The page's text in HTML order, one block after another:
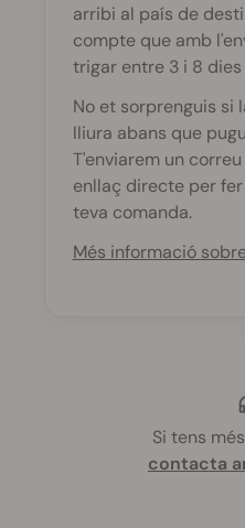
arribi al país de
compte que amb
trigar entre 3 i 8
No et sorprenguis si
lliura abans que
T'enviarem un
enllaç directe per
teva comanda.
Més informació
Si tens
contacta